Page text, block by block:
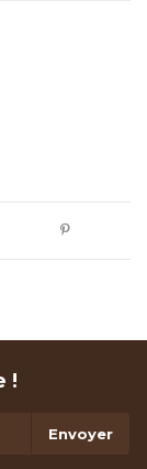
!
Envoyer